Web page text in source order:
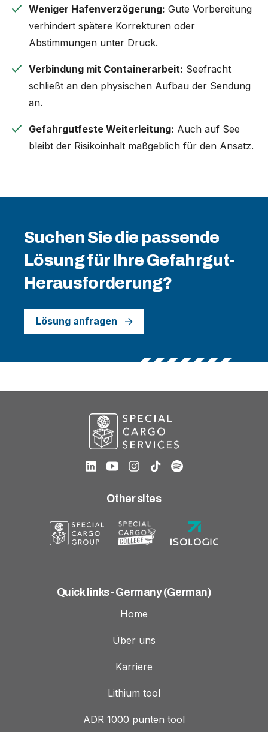
check Weniger Hafenverzögerung: Gute Vorbereitung
verhindert spätere Korrekturen oder
Abstimmungen unter Druck.
check Verbindung mit Containerarbeit: Seefracht
schließt an den physischen Aufbau der Sendung
an.
check Gefahrgutfeste Weiterleitung: Auch auf See
bleibt der Risikoinhalt maßgeblich für den Ansatz.
Suchen Sie die passende
Lösung für Ihre Gefahrgut-
Herausforderung?
Lösung anfragen
Other sites
Quick links - Germany (German)
Home
Über uns
Karriere
Lithium tool
ADR 1000 punten tool